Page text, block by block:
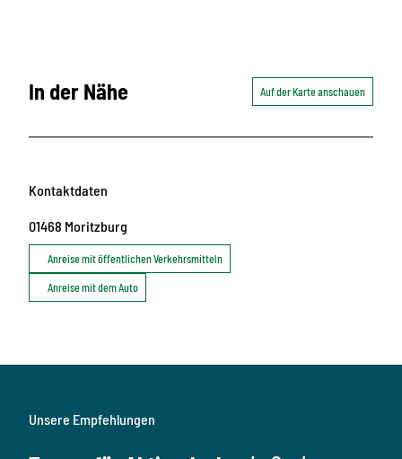
In der Nähe Auf der Karte anschauen
Kontaktdaten
01468 Moritzburg
Anreise mit öffentlichen Verkehrsmitteln
Anreise mit dem Auto
Unsere Empfehlungen